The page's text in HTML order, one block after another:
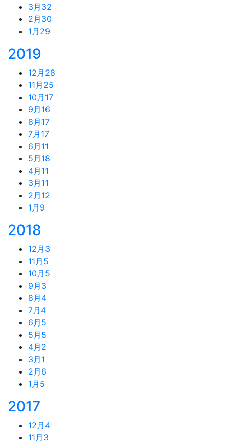
3月 32
2月 30
1月 29
2019
12月 28
11月 25
10月 17
9月 16
8月 17
7月 17
6月 11
5月 18
4月 11
3月 11
2月 12
1月 9
2018
12月 3
11月 5
10月 5
9月 3
8月 4
7月 4
6月 5
5月 5
4月 2
3月 1
2月 6
1月 5
2017
12月 4
11月 3